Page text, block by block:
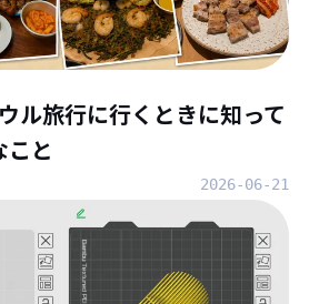
ル旅行に行くときに知って
こと
2026-06-21